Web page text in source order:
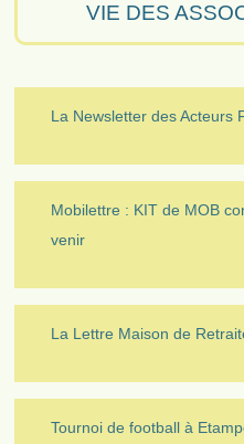
VIE DES
La Newsletter des Acteurs
Mobilettre : KIT de MOB
venir
La Lettre Maison de
Tournoi de football à